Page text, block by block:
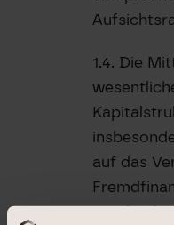
1.4. Die
auf das